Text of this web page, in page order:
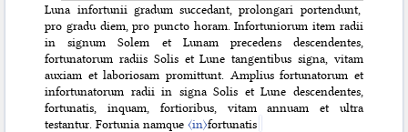
Luna infortunii gradum succedant, prolongari portendunt,
pro gradu diem, pro puncto horam. Infortuniorum item radii
in signum Solem et Lunam precedens descendentes,
fortunatorum radiis Solis et Lune tangentibus signa, vitam
auxiam et laboriosam promittunt. Amplius fortunatorum et
infortunatorum radii in signa Solis et Lune descendentes,
fortunatis, inquam, fortioribus, vitam annuam et ultra
testantur. Fortunia namque〈in〉fortunatis